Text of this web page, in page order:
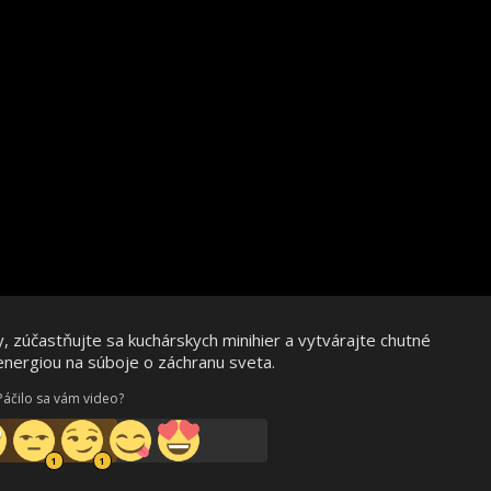
sa kuchárskych minihier a vytvárajte chutné
na súboje o záchranu sveta.
sa vám video?